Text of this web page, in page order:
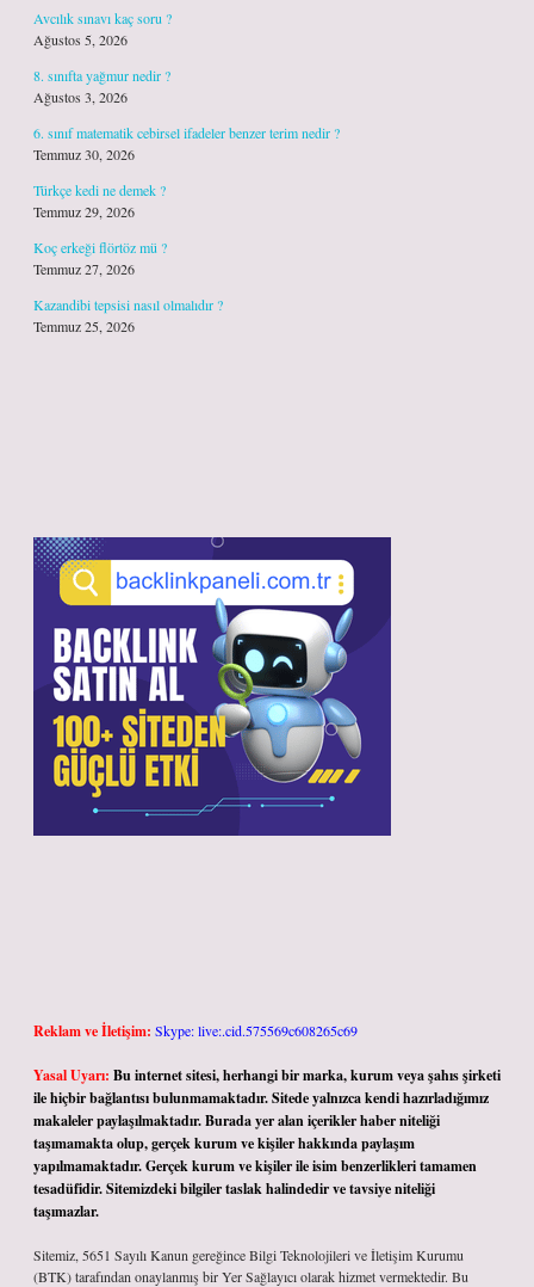
Avcılık sınavı kaç soru ?
Ağustos 5, 2026
8. sınıfta yağmur nedir ?
Ağustos 3, 2026
6. sınıf matematik cebirsel ifadeler benzer terim nedir ?
Temmuz 30, 2026
Türkçe kedi ne demek ?
Temmuz 29, 2026
Koç erkeği flörtöz mü ?
Temmuz 27, 2026
Kazandibi tepsisi nasıl olmalıdır ?
Temmuz 25, 2026
Reklam ve İletişim: Skype: live:.cid.575569c608265c69
Yasal Uyarı: Bu internet sitesi, herhangi bir marka, kurum veya şahıs şirketi
ile hiçbir bağlantısı bulunmamaktadır. Sitede yalnızca kendi hazırladığımız
makaleler paylaşılmaktadır. Burada yer alan içerikler haber niteliği
taşımamakta olup, gerçek kurum ve kişiler hakkında paylaşım
yapılmamaktadır. Gerçek kurum ve kişiler ile isim benzerlikleri tamamen
tesadüfidir. Sitemizdeki bilgiler taslak halindedir ve tavsiye niteliği
taşımazlar.
Sitemiz, 5651 Sayılı Kanun gereğince Bilgi Teknolojileri ve İletişim Kurumu
(BTK) tarafından onaylanmış bir Yer Sağlayıcı olarak hizmet vermektedir. Bu